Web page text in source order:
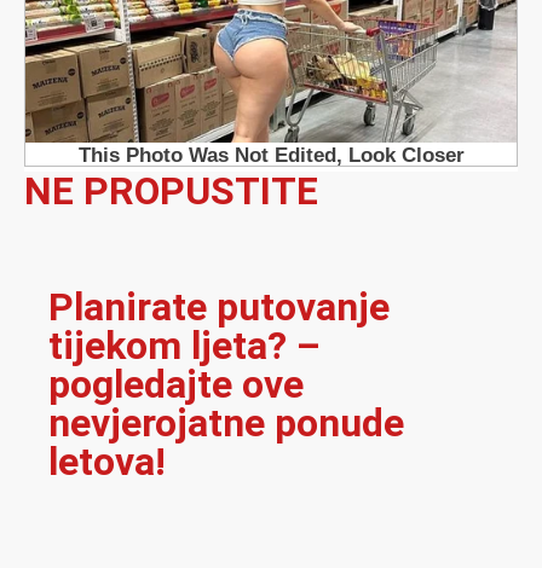
NE PROPUSTITE
Planirate putovanje
tijekom ljeta? –
pogledajte ove
nevjerojatne ponude
letova!